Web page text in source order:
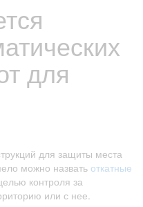
для
для защиты места
можно назвать откатные
контроля за
или с нее.